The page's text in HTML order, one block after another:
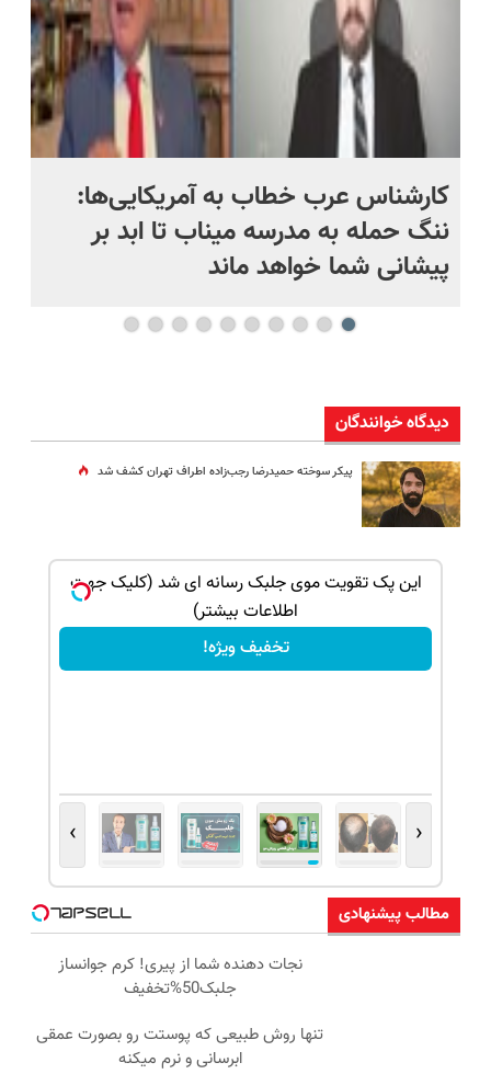
کارشناس عرب خطاب به آمریکایی‌ها:
ننگ حمله به مدرسه میناب تا ابد بر
پیشانی شما خواهد ماند
دیدگاه خوانندگان
پیکر سوخته حمیدرضا رجب‌زاده اطراف تهران کشف شد
این پک تقویت موی جلبک رسانه ای شد (کلیک جهت
اطلاعات بیشتر)
تخفیف ویژه!
‹
›
مطالب پیشنهادی
نجات دهنده شما از پیری! کرم جوانساز
جلبک50%تخفیف
تنها روش طبیعی که پوستت رو بصورت عمقی
ابرسانی و نرم میکنه